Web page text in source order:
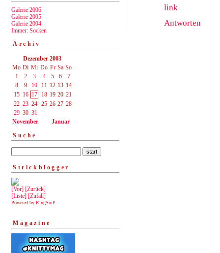
Galerie 2006
Galerie 2005
Galerie 2004
Immer: Socken
Archiv
Dezember 2003
Mo Di Mi Do Fr Sa So
1
2 3 4 5 6
7
8
9 10 11 12 13 14
15 16 17 18 19 20 21
22 23 24 25 26 27 28
29 30 31
November
Januar
Suche
Strickblogger
[Vor] [Zurück]
[Liste] [Zufall]
Powered by RingSurf!
Magazine
link
Antworten